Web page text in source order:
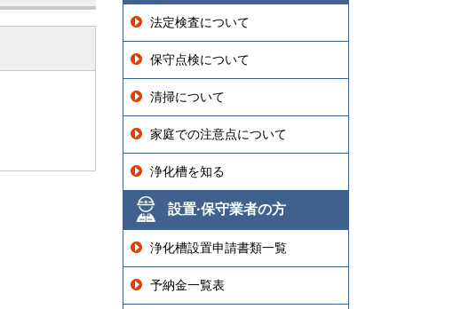
法定検査について
保守点検について
清掃について
家庭での注意点について
浄化槽を知る
設置·保守業者の方
浄化槽設置申請書類一覧
予納金一覧表